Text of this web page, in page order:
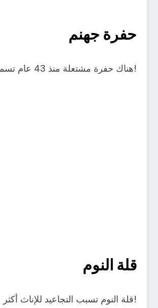
حفرة جهنم
هناك حفرة مشتعلة منذ 43 عام تسمى “حفرة الجحيم” أو “بوابة جهنم” في تركمانستان ! يعود السبب إلى خطأ في التنقيب عن الغاز!
قلة النوم
قلة النوم تسبب التجاعيد للإناث أكثر بكثير مما تسببه للذكور ! لذلك حذر الباحثون من السهر المتواصل للإناث!